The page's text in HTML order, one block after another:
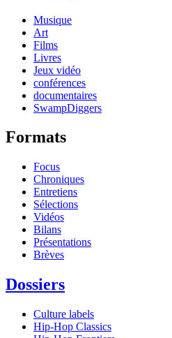
Musique
Art
Films
Livres
Jeux vidéo
conférences
documentaires
SwampDiggers
Formats
Focus
Chroniques
Entretiens
Sélections
Vidéos
Bilans
Présentations
Brèves
Dossiers
Culture labels
Hip-Hop Classics